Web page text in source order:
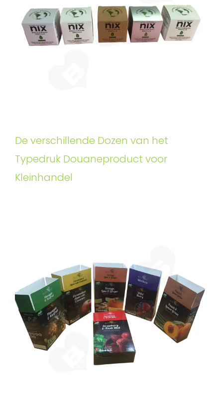
De verschillende Dozen van het
Typedruk Douaneproduct voor
Kleinhandel